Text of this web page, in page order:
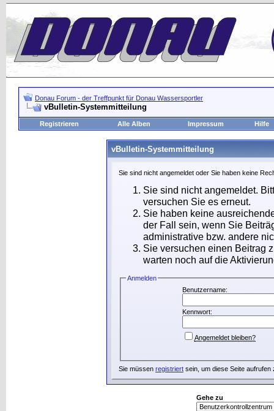
Donau Forum - der Treffpunkt für Donau Wassersportler
vBulletin-Systemmitteilung
Registrieren Alle Alben Impressum Hilfe
vBulletin-Systemmitteilung
Sie sind nicht angemeldet oder Sie haben keine
Sie sind nicht angemeldet.
versuchen Sie es erneut.
Sie haben keine
der Fall sein, wenn Sie
administrative bzw. andere
Sie versuchen einen Beitrag
warten noch auf die
Anmelden
Benutzername:
Kennwort:
Angemeldet bleiben?
Sie müssen registriert sein, um diese Seite aufrufen
Gehe zu